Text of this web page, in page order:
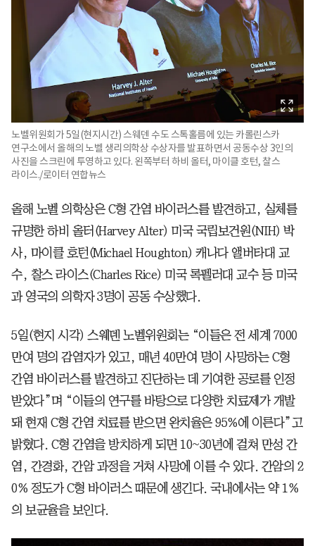
노벨위원회가 5일(현지시간) 스웨덴 수도 스톡홀름에 있는 카롤린스카
연구소에서 올해의 노벨 생리의학상 수상자를 발표하면서 공동수상 3인의
사진을 스크린에 투영하고 있다. 왼쪽부터 하비 올터, 마이클 호턴, 찰스
라이스./로이터 연합뉴스
올해 노벨 의학상은 C형 간염 바이러스를 발견하고, 실체를
규명한 하비 올터(Harvey Alter) 미국 국립보건원(NIH) 박
사, 마이클 호턴(Michael Houghton) 캐나다 앨버타대 교
수, 찰스 라이스(Charles Rice) 미국 록펠러대 교수 등 미국
과 영국의 의학자 3명이 공동 수상했다.
5일(현지 시각) 스웨덴 노벨위원회는 “이들은 전 세계 7000
만여 명의 감염자가 있고, 매년 40만여 명이 사망하는 C형
간염 바이러스를 발견하고 진단하는 데 기여한 공로를 인정
받았다”며 “이들의 연구를 바탕으로 다양한 치료제가 개발
돼 현재 C형 간염 치료를 받으면 완치율은 95%에 이른다”고
밝혔다. C형 간염을 방치하게 되면 10~30년에 걸쳐 만성 간
염, 간경화, 간암 과정을 거쳐 사망에 이를 수 있다. 간암의 2
0% 정도가 C형 바이러스 때문에 생긴다. 국내에서는 약 1%
의 보균율을 보인다.